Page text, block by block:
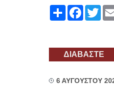
Share
ΔΙΑΒΑΣΤΕ
6 ΑΥΓΟΥΣΤΟΥ